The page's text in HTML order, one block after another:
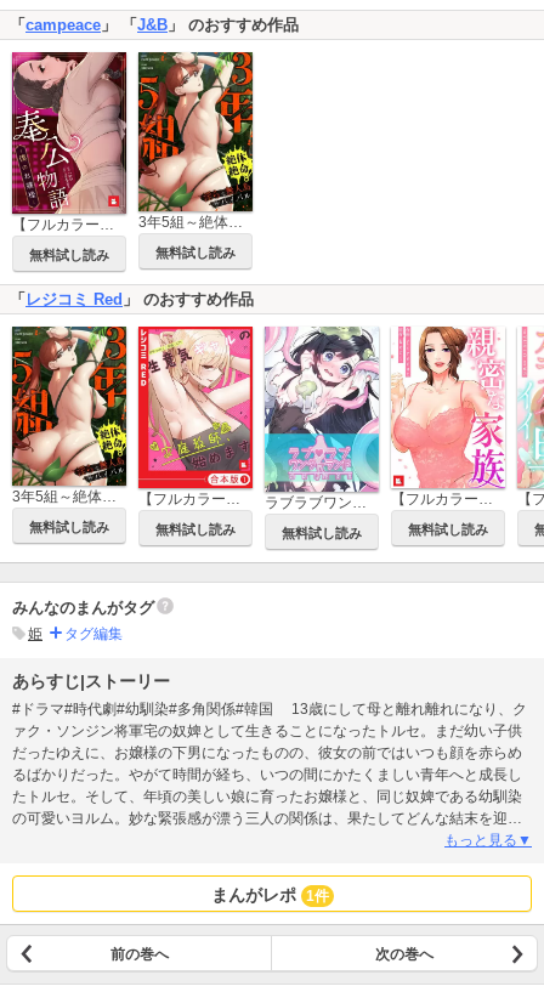
「campeace 」 「J&B 」 のおすすめ作品
【フルカラー】奉公物語～僕のお嬢様～
無料試し読み 無料試し読み
「 レジコミ Red 」 のおすすめ作品
3年5組～絶体絶命！淫らな無人島サバイバル～【タテヨミ】
無料試し読み
【フルカラー】生意気ギャルの家庭教師、始めます【合本版】
無料試し読み 無料試し読み
【フルカラー】親密な家族
無料試し読み
みんなのまんがタグ
姫 タグ編集
あらすじ|ストーリー
#ドラマ#時代劇#幼馴染#多角関係#韓国 13歳にして母と離れ離れになり、ク
ァク・ソンジン将軍宅の奴婢として生きることになったトルセ。まだ幼い子供
だったゆえに、お嬢様の下男になったものの、彼女の前ではいつも顔を赤らめ
るばかりだった。やがて時間が経ち、いつの間にかたくましい青年へと成長し
たトルセ。そして、年頃の美しい娘に育ったお嬢様と、同じ奴婢である幼馴染
の可愛いヨルム。妙な緊張感が漂う三人の関係は、果たしてどんな結末を迎え
もっと見る▼
まんがレポ 1件
前の巻へ 次の巻へ